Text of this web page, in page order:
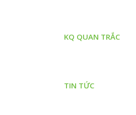
KQ QUAN TRẮC
TIN TỨC